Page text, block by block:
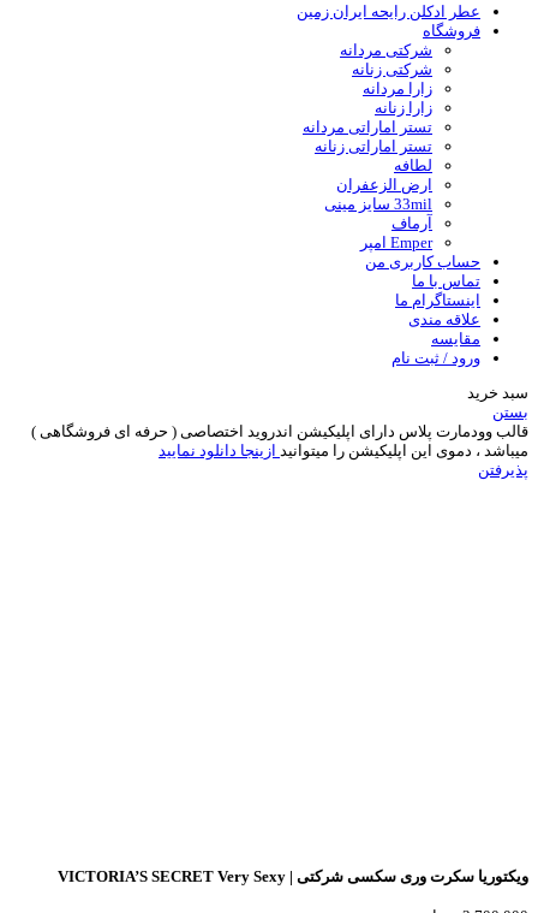
عطر ادکلن رایحه ایران زمین
فروشگاه
شرکتی مردانه
شرکتی زنانه
زارا مردانه
زارا زنانه
تستر اماراتی مردانه
تستر اماراتی زنانه
لطافه
ارض الزعفران
33mil سایز مینی
آرماف
Emper امپر
حساب کاربری من
تماس با ما
اینستاگرام ما
علاقه مندی
مقایسه
ورود / ثبت نام
سبد خرید
بستن
قالب وودمارت پلاس دارای اپلیکیشن اندروید اختصاصی ( حرفه ای فروشگاهی )
میباشد ، دموی این اپلیکیشن را میتوانید ازینجا دانلود نمایید
پذیرفتن
ویکتوریا سکرت وری سکسی شرکتی | VICTORIA’S SECRET Very Sexy